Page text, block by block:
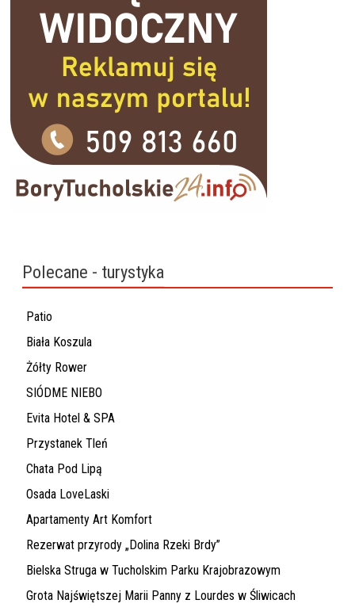
Polecane - turystyka
Patio
Biała Koszula
Żółty Rower
SIÓDME NIEBO
Evita Hotel & SPA
Przystanek Tleń
Chata Pod Lipą
Osada LoveLaski
Apartamenty Art Komfort
Rezerwat przyrody „Dolina Rzeki Brdy”
Bielska Struga w Tucholskim Parku Krajobrazowym
Grota Najświętszej Marii Panny z Lourdes w Śliwicach